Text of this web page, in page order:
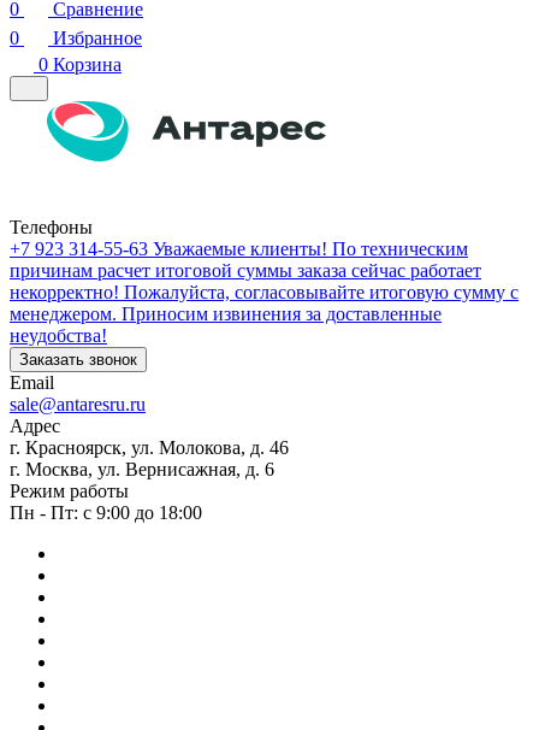
0
Сравнение
0
Избранное
0 Корзина
Телефоны
+7 923 314-55-63 Уважаемые клиенты! По техническим
причинам расчет итоговой суммы заказа сейчас работает
некорректно! Пожалуйста, согласовывайте итоговую сумму с
менеджером. Приносим извинения за доставленные
неудобства!
Заказать звонок
Email
sale@antaresru.ru
Адрес
г. Красноярск, ул. Молокова, д. 46
г. Москва, ул. Вернисажная, д. 6
Режим работы
Пн - Пт: с 9:00 до 18:00